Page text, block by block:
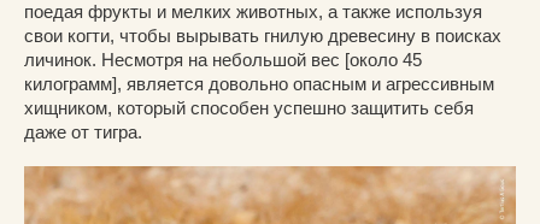
поедая фрукты и мелких животных, а также используя
свои когти, чтобы вырывать гнилую древесину в поисках
личинок. Несмотря на небольшой вес [около 45
килограмм], является довольно опасным и агрессивным
хищником, который способен успешно защитить себя
даже от тигра.